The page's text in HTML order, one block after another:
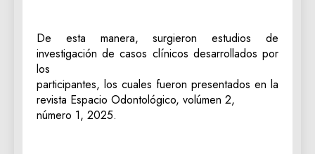
De esta manera, surgieron estudios de
investigación de casos clínicos desarrollados por
los
participantes, los cuales fueron presentados en la
revista Espacio Odontológico, volúmen 2,
número 1, 2025.